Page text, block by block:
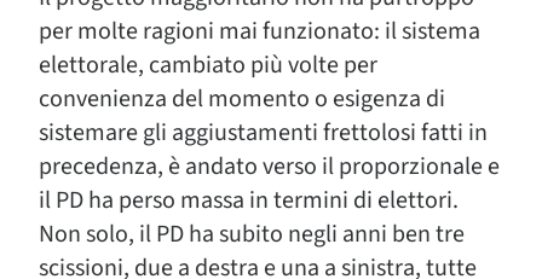
per molte ragioni mai funzionato: il sistema
elettorale, cambiato più volte per
convenienza del momento o esigenza di
sistemare gli aggiustamenti frettolosi fatti in
precedenza, è andato verso il proporzionale e
il PD ha perso massa in termini di elettori.
Non solo, il PD ha subito negli anni ben tre
scissioni, due a destra e una a sinistra, tutte